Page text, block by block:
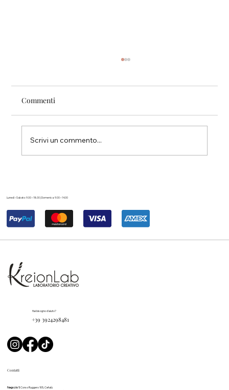
Pari.
Commenti
Scrivi un commento...
Contatti
Negozio 1:Corso Ruggero 105, Cefalù
Hai bisogno d'aiuto?
+39 3924298481
Lunedì – Sabato: 9.00 – 18.00 | Domenica: 9.00 – 14.00